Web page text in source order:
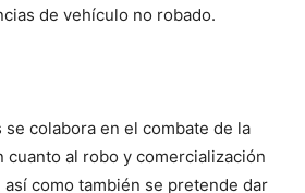
de vehículo no robado.
colabora en el combate de la
cuanto al robo y comercialización
como también se pretende dar